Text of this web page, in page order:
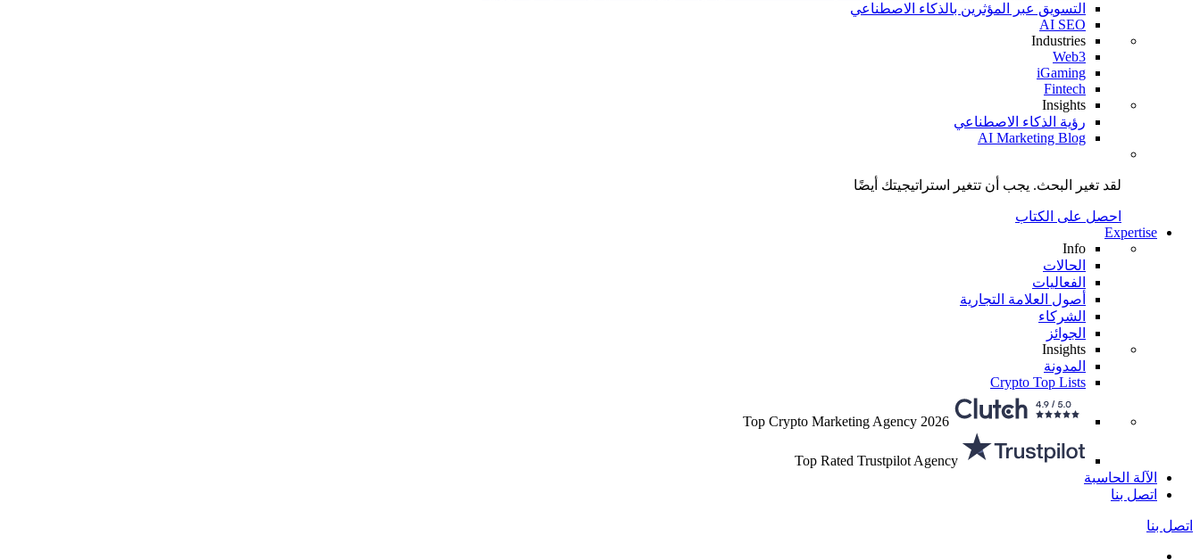
التسويق عبر المؤثرين بالذكاء الاصطناعي
AI SEO
Industries
Web3
iGaming
Fintech
Insights
رؤية الذكاء الاصطناعي
AI Marketing Blog
لقد تغير البحث. يجب أن تتغير استراتيجيتك أيضًا
احصل على الكتاب
Expertise
Info
الحالات
الفعاليات
أصول العلامة التجارية
الشركاء
الجوائز
Insights
المدونة
Crypto Top Lists
Top Crypto Marketing Agency 2026
Top Rated Trustpilot Agency
الآلة الحاسبة
اتصل بنا
اتصل بنا